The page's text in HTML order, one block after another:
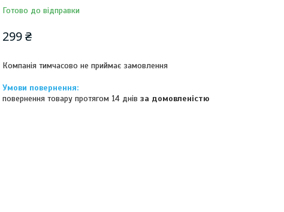
Готово до відправки
299 ₴
Компанія тимчасово не приймає замовлення
повернення товару протягом 14 днівза домовленістю